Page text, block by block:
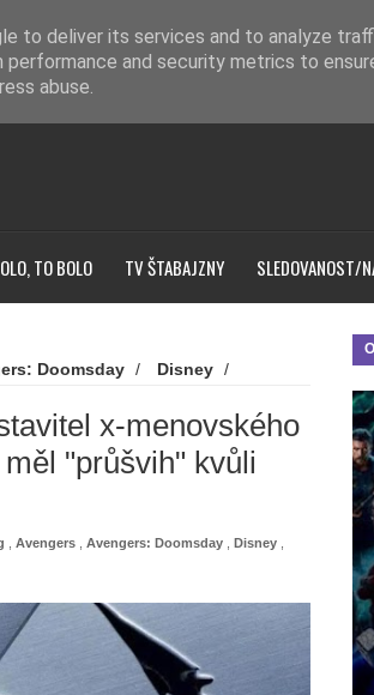
TO BOLO TV ŠTABAJZNY SLEDOVANOST/
Doomsday / Disney /
měl "průšvih" kvůli spoilerům
x-menovského
"průšvih" kvůli
Avengers Avengers: Doomsday Disney
to deliver its services and to analyze
performance and security metrics to
abuse.